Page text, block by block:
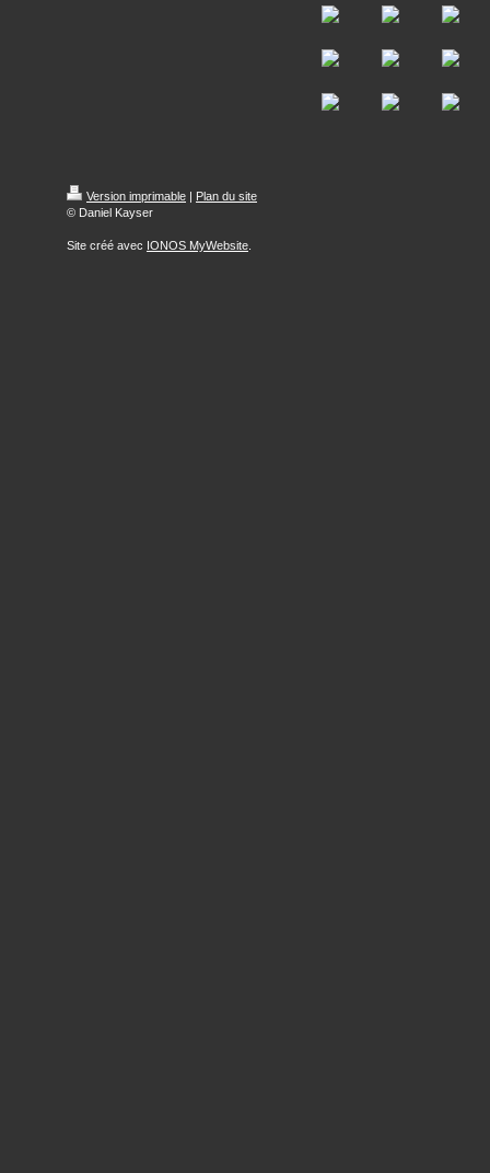
Version imprimable | Plan du site
© Daniel Kayser
Site créé avec IONOS MyWebsite